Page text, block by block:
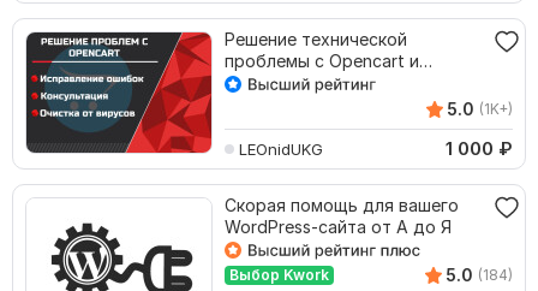
Решение технической
проблемы с Opencart и
OcStore
5.0 (1K+)
LEOnidUKG 1 000 ₽
Скорая помощь для вашего
WordPress-сайта от А до Я
Выбор Kwork 5.0 (184)